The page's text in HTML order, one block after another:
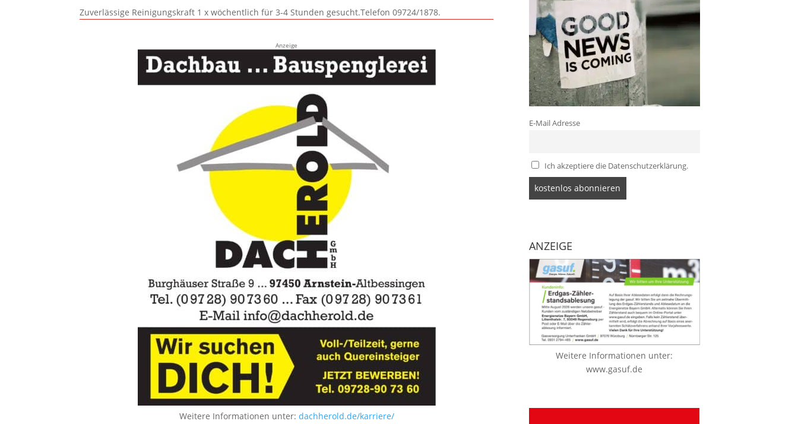
Zuverlässige Reinigungskraft 1 x wöchentlich für 3-4 Stunden gesucht.Telefon 09724/1878.
Anzeige
Weitere Informationen unter: dachherold.de/karriere/
E-Mail Adresse
Ich akzeptiere die Datenschutzerklärung.
ANZEIGE
Weitere Informationen unter:
www.gasuf.de